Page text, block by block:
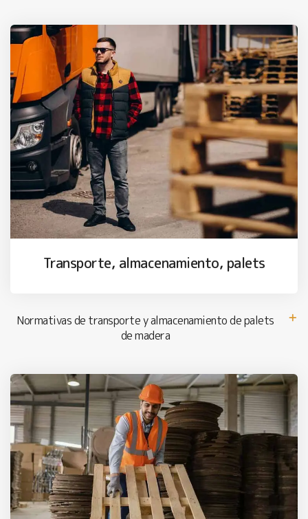
Transporte, almacenamiento, palets
Normativas de transporte y almacenamiento de palets
de madera